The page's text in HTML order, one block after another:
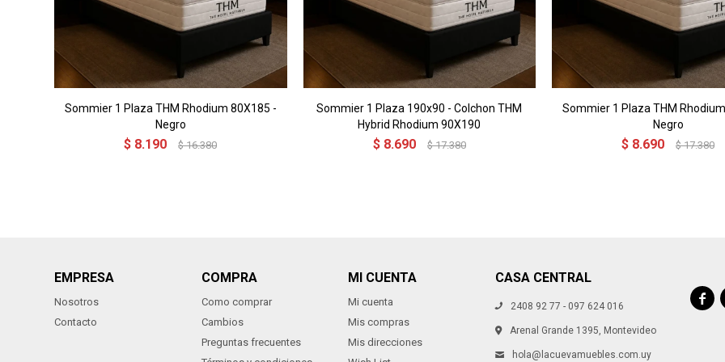
Sommier 1 Plaza THM Rhodium 80X185 -
Negro
$ 8.190 $ 16.380
Sommier 1 Plaza 190x90 - Colchon THM
Hybrid Rhodium 90X190
$ 8.690 $ 17.380
Sommier 1 Plaza THM
Negro
$ 8.690 $ 17.380
EMPRESA
Nosotros
Contacto
COMPRA
Como comprar
Cambios
Preguntas frecuentes
MI CUENTA
Mi cuenta
Mis compras
Mis direcciones
CASA CENTRAL
2408 92 77 - 097 624 016
Arenal Grande 1395, Montevideo
hola@lacuevamuebles.com.uy
